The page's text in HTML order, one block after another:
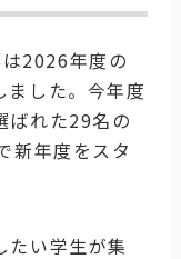
2026年度の
ました。今年度
ばれた29名の
新年度をスタ
たい学生が集